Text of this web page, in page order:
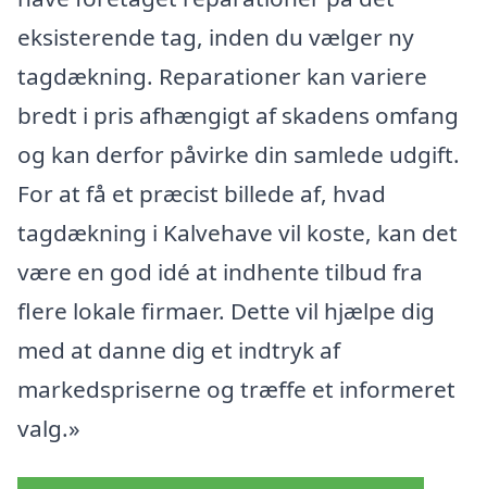
eksisterende tag, inden du vælger ny
tagdækning. Reparationer kan variere
bredt i pris afhængigt af skadens omfang
og kan derfor påvirke din samlede udgift.
For at få et præcist billede af, hvad
tagdækning i Kalvehave vil koste, kan det
være en god idé at indhente tilbud fra
flere lokale firmaer. Dette vil hjælpe dig
med at danne dig et indtryk af
markedspriserne og træffe et informeret
valg.»